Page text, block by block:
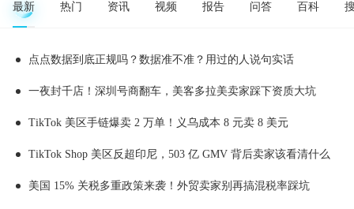
最新 热门 资讯 视频 报告 问答 百科
点点数据到底正规吗？数据准不准？用过的人说句实话
一夜封千店！深圳号商翻车，美客多拉美卖家踩下资质大坑
TikTok 美区手链爆卖 2 万单！义乌成本 8 元卖 8 美元
TikTok Shop 美区反超印尼，503 亿 GMV 背后卖家该看清什么
美国 15% 关税多重政策来袭！外贸卖家别再搞混税率踩坑